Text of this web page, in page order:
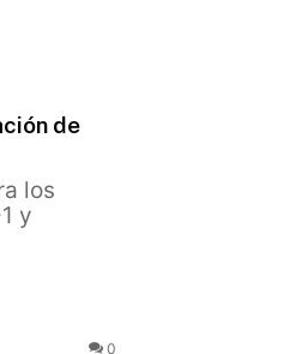
de
los
y
0